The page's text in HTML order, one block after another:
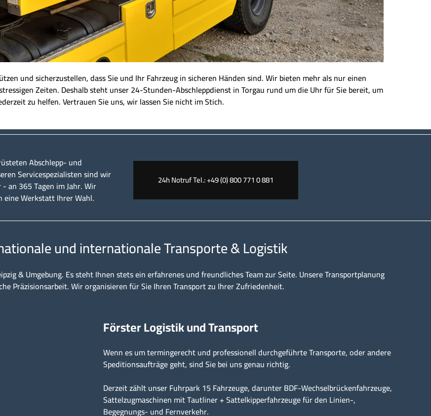
und sicherzustellen, dass Sie und Ihr Fahrzeug in sicheren Händen sind. Wir bieten mehr als nur einen
Zeiten. Deshalb steht unser 24-Stunden-Abschleppdienst in Torgau rund um die Uhr für Sie bereit, um
zu helfen. Vertrauen Sie uns, wir lassen Sie nicht im Stich.
Abschlepp- und
Servicespezialisten sind wir
an 365 Tagen im Jahr. Wir
Werkstatt Ihrer Wahl.
24h Notruf Tel.: +49 (0) 800 771 0 881
und internationale Transporte & Logistik
& Umgebung. Es steht Ihnen stets ein erfahrenes und freundliches Team zur Seite. Unsere Transportplanung
Präzisionsarbeit. Wir organisieren für Sie Ihren Transport zu Ihrer Zufriedenheit.
Förster Logistik und Transport
Wenn es um termingerecht und professionell durchgeführte Transporte, oder andere
Speditionsaufträge geht, sind Sie bei uns genau richtig.
Derzeit zählt unser Fuhrpark 15 Fahrzeuge, darunter BDF-Wechselbrückenfahrzeuge,
Sattelzugmaschinen mit Tautliner + Sattelkipperfahrzeuge für den Linien-,
Begegnungs- und Fernverkehr.